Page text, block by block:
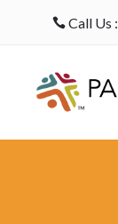
Call Us :